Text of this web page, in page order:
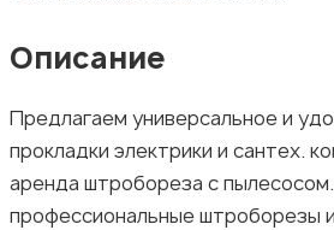
Описание
Предлагаем универсальное и
прокладки электрики и сантех.
аренда штробореза с
профессиональные штроборезы